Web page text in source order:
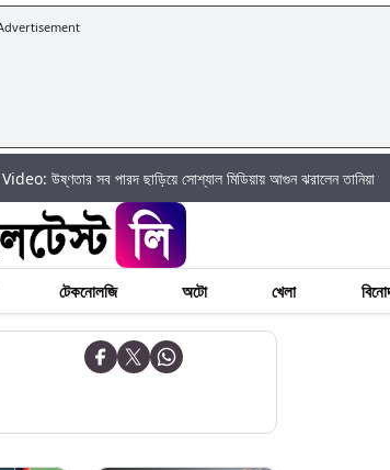
পারদ ছাড়িয়ে সোশ্যাল মিডিয়ায় আগুন ঝরালেন তানিয়া চ্যাটার্জি|
টেকনোলজি অটো খেলা